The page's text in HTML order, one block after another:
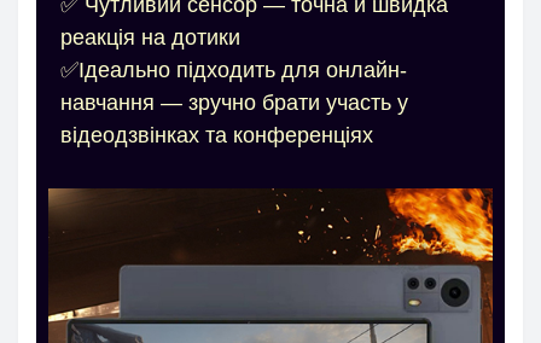
✅ Чутливий сенсор — точна й швидка
реакція на дотики
✅Ідеально підходить для онлайн-
навчання — зручно брати участь у
відеодзвінках та конференціях